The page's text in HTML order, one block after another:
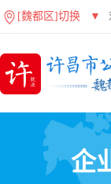
[魏都区]切换 ▼
企